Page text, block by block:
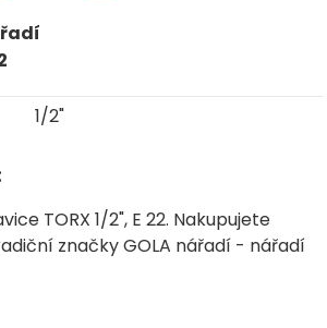
1/2"
TORX 1/2", E 22. Nakupujete
značky GOLA nářadí - nářadí